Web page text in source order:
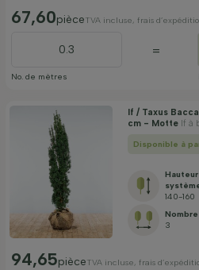
67,60pièceTVA incluse, frais
No. de mètres
=
If / Taxus
cm - Motte If à
Disponible à
140-160
3
94,65pièceTVA incluse, frais